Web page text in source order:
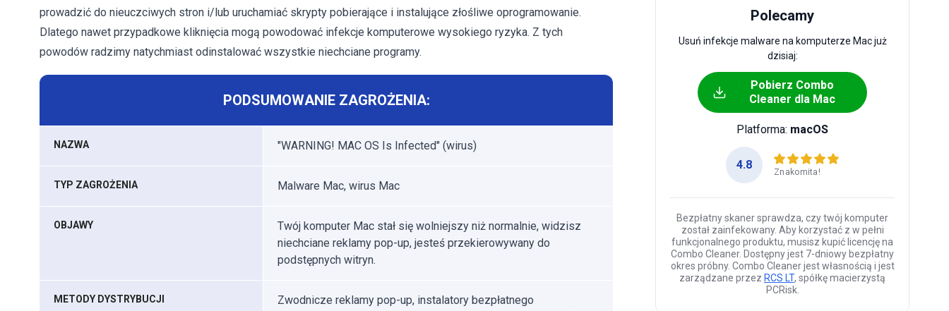
prowadzić do nieuczciwych stron i/lub uruchamiać skrypty pobierające i instalujące złośliwe oprogramowanie.
Dlatego nawet przypadkowe kliknięcia mogą powodować infekcje komputerowe wysokiego ryzyka. Z tych
powodów radzimy natychmiast odinstalować wszystkie niechciane programy.
PODSUMOWANIE ZAGROŻENIA:
NAZWA "WARNING! MAC OS Is Infected" (wirus)
TYP ZAGROŻENIA Malware Mac, wirus Mac
OBJAWY
Twój komputer Mac stał się wolniejszy niż normalnie, widzisz
niechciane reklamy pop-up, jesteś przekierowywany do
podstępnych witryn.
METODY DYSTRYBUCJI
Zwodnicze reklamy pop-up, instalatory bezpłatnego
Polecamy
Usuń infekcje malware na komputerze Mac już
dzisiaj:
Pobierz Combo
Cleaner dla Mac
Platforma: macOS
4.8
Znakomita!
Bezpłatny skaner sprawdza, czy twój komputer
został zainfekowany. Aby korzystać z w pełni
funkcjonalnego produktu, musisz kupić licencję na
Combo Cleaner. Dostępny jest 7-dniowy bezpłatny
okres próbny. Combo Cleaner jest własnością i jest
zarządzane przez RCS LT, spółkę macierzystą
PCRisk.